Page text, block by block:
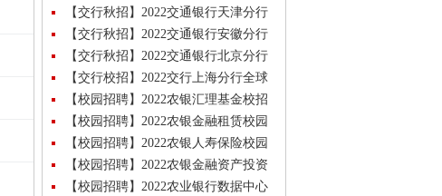
秋季校园招聘公告
【交行秋招】2022交通银行天津分行
秋季校园招聘公告
【交行秋招】2022交通银行安徽分行
秋季校园招聘公告
【交行秋招】2022交通银行北京分行
秋季校园招聘公告
【交行校招】2022交行上海分行全球
秋季校园招聘公告
【校园招聘】2022农银汇理基金校招
公告【校园招聘】2022农银金融租赁校园
招聘公告
【校园招聘】2022农银人寿保险校园
招聘公告
【校园招聘】2022农银金融资产投资
校招公告
【校园招聘】2022农业银行数据中心